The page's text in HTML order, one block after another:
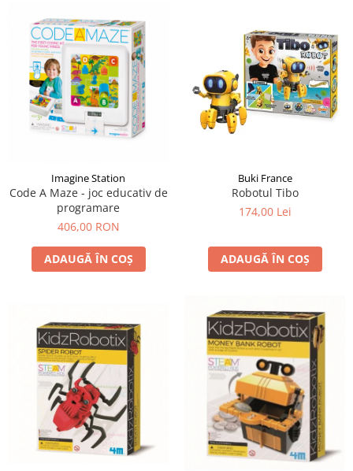
Imagine Station
Code A Maze - joc educativ de
programare
406,00 RON
ADAUGĂ ÎN COȘ
Buki France
Robotul Tibo
174,00 Lei
ADAUGĂ ÎN COȘ